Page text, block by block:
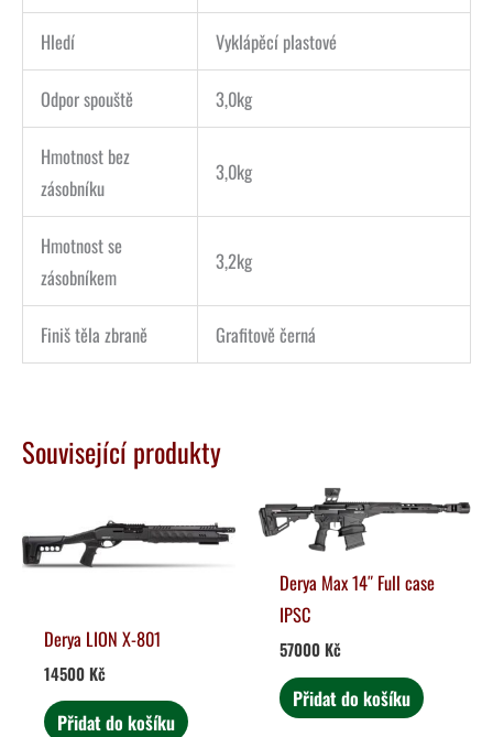
Hledí Vyklápěcí plastové
Odpor spouště 3,0kg
Hmotnost bez
zásobníku
3,0kg
Hmotnost se
zásobníkem
3,2kg
Finiš těla zbraně Grafitově černá
Související produkty
Derya LION X-801
14500 Kč
Přidat do košíku
Derya Max 14″ Full case
IPSC
57000 Kč
Přidat do košíku